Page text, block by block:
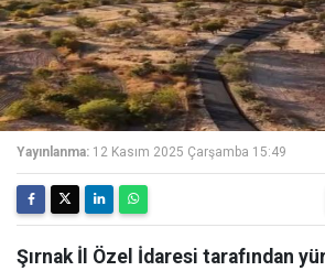
Yayınlanma: 12 Kasım 2025 Çarşamba 15:49
Şırnak İl Özel İdaresi tarafından